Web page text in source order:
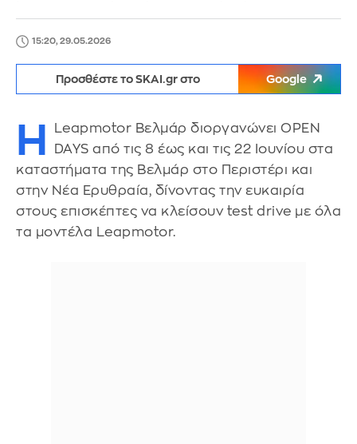
15:20, 29.05.2026
Προσθέστε το SKAI.gr στο Google
Η
Leapmotor Βελμάρ διοργανώνει OPEN
DAYS από τις 8 έως και τις 22 Ιουνίου στα
καταστήματα της Βελμάρ στο Περιστέρι και
στην Νέα Ερυθραία, δίνοντας την ευκαιρία
στους επισκέπτες να κλείσουν test drive με όλα
τα μοντέλα Leapmotor.